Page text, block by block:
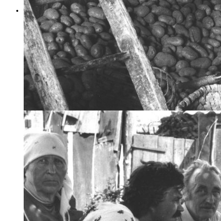
Les livres
Toutes les publications de Trassard, chez Gallimard et au Temps qu'il